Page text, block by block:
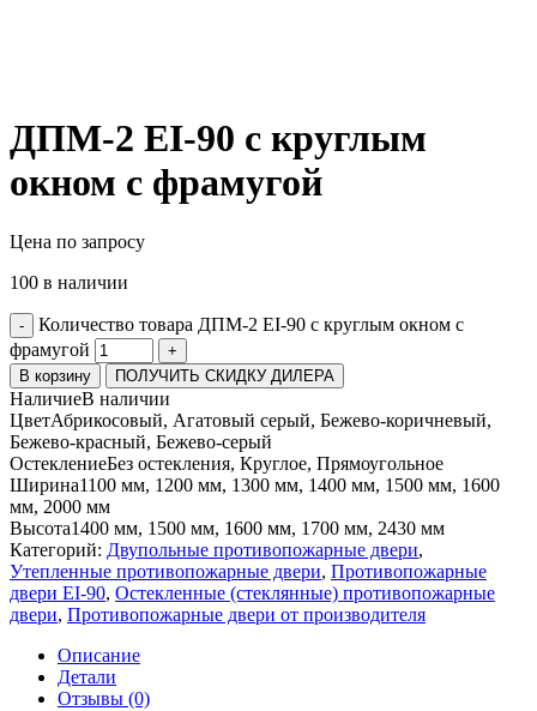
ДПМ-2 EI-90 с круглым
окном с фрамугой
Цена по запросу
100 в наличии
-
Количество товара ДПМ-2 EI-90 с круглым окном с
фрамугой
+
В корзину
ПОЛУЧИТЬ СКИДКУ ДИЛЕРА
НаличиеВ наличии
ЦветАбрикосовый, Агатовый серый, Бежево-коричневый,
Бежево-красный, Бежево-серый
ОстеклениеБез остекления, Круглое, Прямоугольное
Ширина1100 мм, 1200 мм, 1300 мм, 1400 мм, 1500 мм, 1600
мм, 2000 мм
Высота1400 мм, 1500 мм, 1600 мм, 1700 мм, 2430 мм
Категорий: Двупольные противопожарные двери,
Утепленные противопожарные двери, Противопожарные
двери EI-90, Остекленные (стеклянные) противопожарные
двери, Противопожарные двери от производителя
Описание
Детали
Отзывы (0)